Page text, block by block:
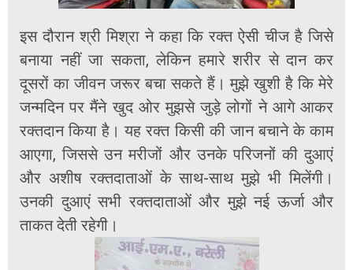
इस दौरान श्री मिश्रा ने कहा कि रक्त ऐसी चीज है जिसे
बनाया नहीं जा सकता, लेकिन हमारे शरीर से दान कर
दूसरों का जीवन जरूर बचा सकते हैं। मुझे खुशी है कि मेरे
जन्मदिन पर मैंने खुद ओर मुझसे जुड़े लोगों ने आगे आकर
रक्तदान किया है। यह रक्त किसी की जान बचाने के काम
आएगा, जिससे उन मरीजों और उनके परिजनों की दुआएं
और अशीष रक्तदाताओं के साथ-साथ मुझे भी मिलेंगी।
उनकी दुआएं सभी रक्तदाताओं और मुझे नई ऊर्जा और
ताकत देती रहेगी।